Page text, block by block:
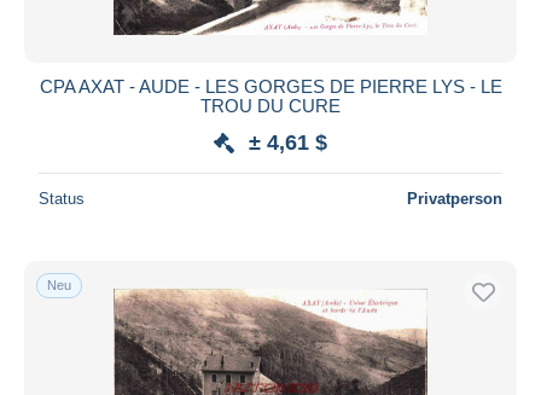
CPA AXAT - AUDE - LES GORGES DE PIERRE LYS - LE
TROU DU CURE
± 4,61 $
Status Privatperson
Neu